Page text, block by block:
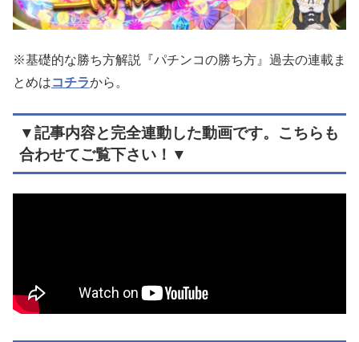
※基礎的な勝ち方解説『パチンコの勝ち方』過去の連載ま
とめはコチラから。
▼記事内容と完全連動した動画です。こちらも
合わせてご覧下さい！▼